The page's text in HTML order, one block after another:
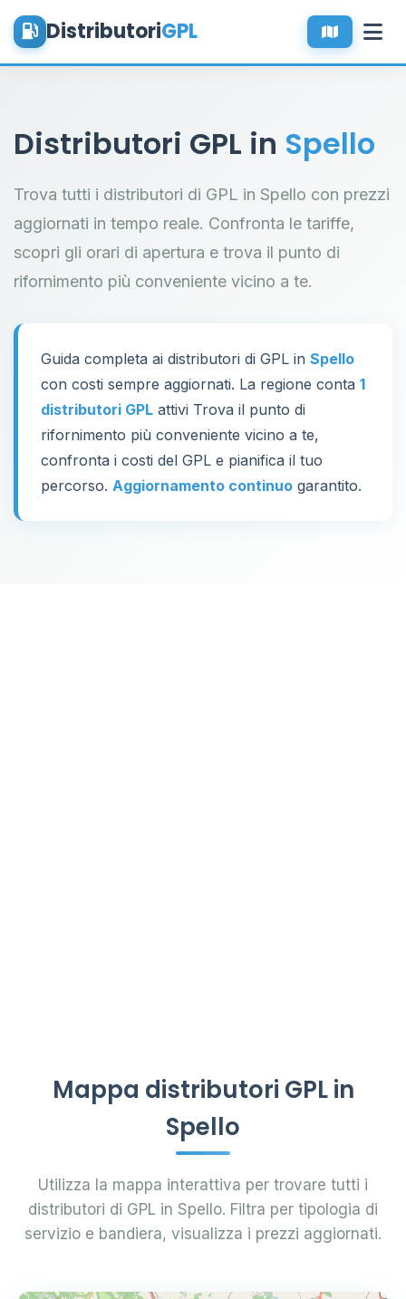
DistributoriGPL
Distributori GPL in Spello
Trova tutti i distributori di GPL in Spello con prezzi
aggiornati in tempo reale. Confronta le tariffe,
scopri gli orari di apertura e trova il punto di
rifornimento più conveniente vicino a te.
Guida completa ai distributori di GPL in Spello
con costi sempre aggiornati. La regione conta 1
distributori GPL attivi Trova il punto di
rifornimento più conveniente vicino a te,
confronta i costi del GPL e pianifica il tuo
percorso. Aggiornamento continuo garantito.
Mappa distributori GPL in
Spello
Utilizza la mappa interattiva per trovare tutti i
distributori di GPL in Spello. Filtra per tipologia di
servizio e bandiera, visualizza i prezzi aggiornati.